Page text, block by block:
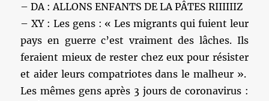
– DA : ALLONS ENFANTS DE LA PÂTES RIIIIIIZ
– XY : Les gens : « Les migrants qui fuient leur
pays en guerre c’est vraiment des lâches. Ils
feraient mieux de rester chez eux pour résister
et aider leurs compatriotes dans le malheur ».
Les mêmes gens après 3 jours de coronavirus :